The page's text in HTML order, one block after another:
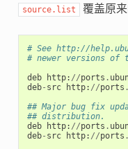
source.list 覆盖原
# See http://
# newer versions
deb
http: //ports .
deb- src http: //ports .
## Major bug fix
## distribution.
deb
http: //ports .
deb- src http: //ports .